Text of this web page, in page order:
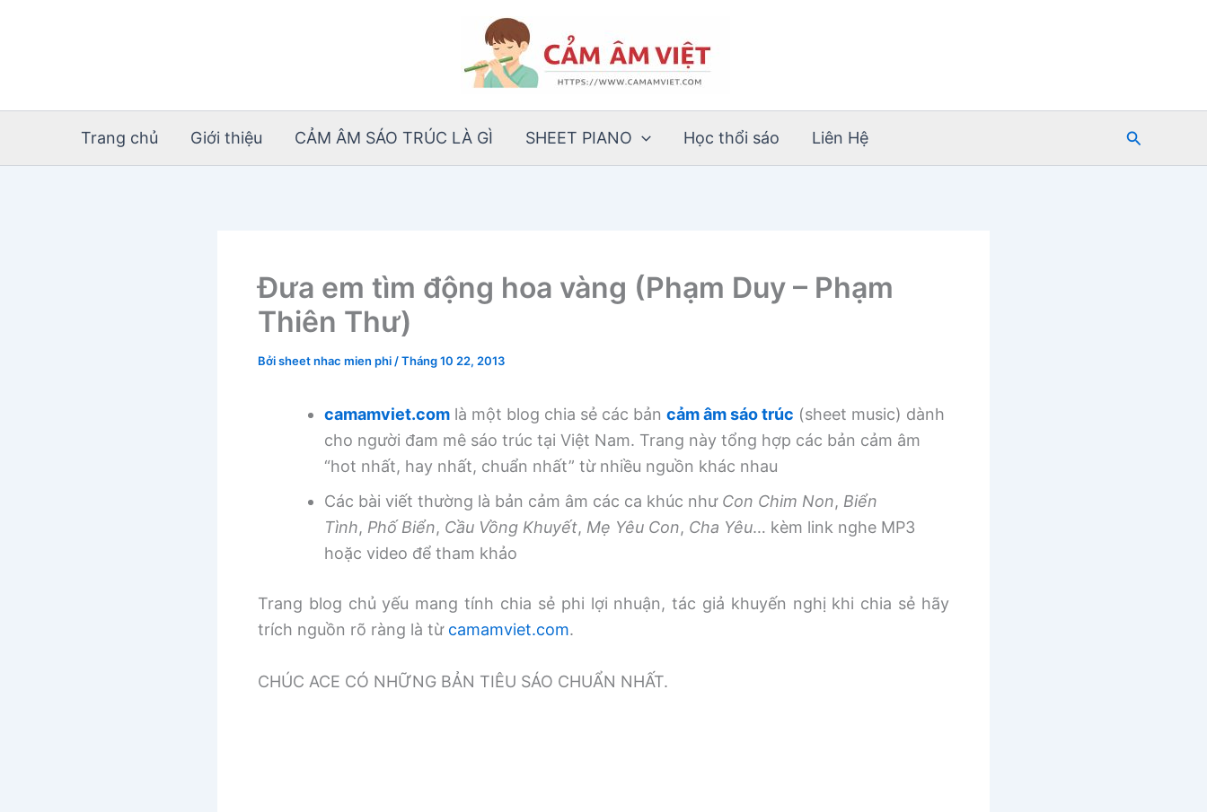
Trang chủ Giới thiệu CẢM ÂM SÁO TRÚC LÀ GÌ SHEET PIANO Học thổi sáo Liên Hệ
Tìm
Đưa em tìm động hoa vàng (Phạm Duy – Phạm
Thiên Thư)
Bởisheet nhac mien phi /Tháng 10 22, 2013
camamviet.com là một blog chia sẻ các bản cảm âm sáo trúc (sheet music) dành
cho người đam mê sáo trúc tại Việt Nam. Trang này tổng hợp các bản cảm âm
“hot nhất, hay nhất, chuẩn nhất” từ nhiều nguồn khác nhau
Các bài viết thường là bản cảm âm các ca khúc như Con Chim Non, Biển
Tình, Phố Biển, Cầu Vồng Khuyết, Mẹ Yêu Con, Cha Yêu… kèm link nghe MP3
hoặc video để tham khảo
Trang blog chủ yếu mang tính chia sẻ phi lợi nhuận, tác giả khuyến nghị khi chia sẻ hãy
trích nguồn rõ ràng là từ camamviet.com.
CHÚC ACE CÓ NHỮNG BẢN TIÊU SÁO CHUẨN NHẤT.